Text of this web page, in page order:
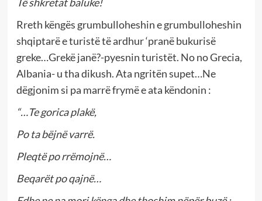
Rreth këngës grumbulloheshin e grumbulloheshin
shqiptarë e turistë të ardhur ‘pranë bukurisë
greke…Grekë janë?-pyesnin turistët. No no Grecia,
Albania- u tha dikush. Ata ngritën supet…Ne
dëgjonim si pa marrë frymë e ata këndonin :
“…Te gorica plakë,
Po ta bëjnë varrë.
Pleqtë po rrëmojnë…
Beqarët po qajnë…